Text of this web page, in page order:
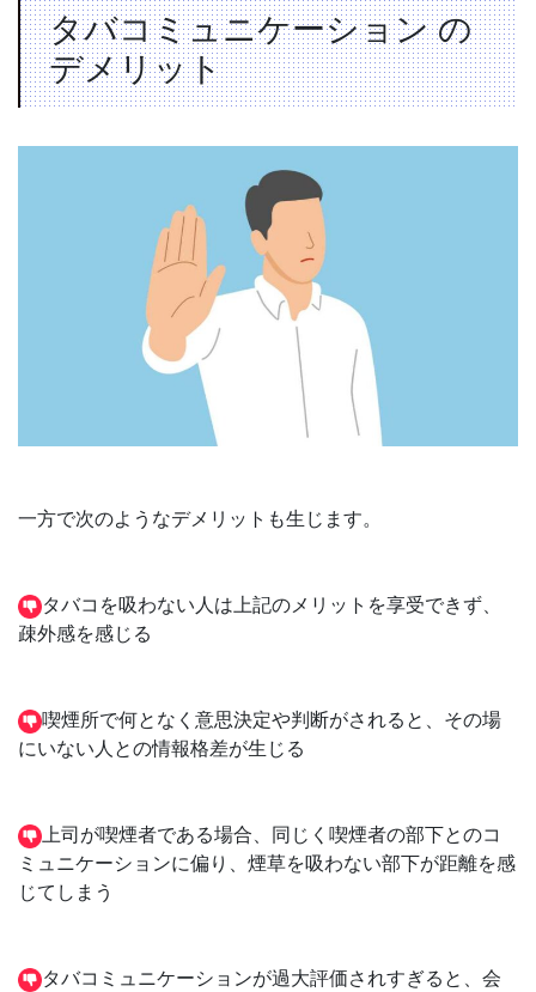
タバコミュニケーション の
デメリット
一方で次のようなデメリットも生じます。
タバコを吸わない人は上記のメリットを享受できず、
疎外感を感じる
喫煙所で何となく意思決定や判断がされると、その場
にいない人との情報格差が生じる
上司が喫煙者である場合、同じく喫煙者の部下とのコ
ミュニケーションに偏り、煙草を吸わない部下が距離を感
じてしまう
タバコミュニケーションが過大評価されすぎると、会